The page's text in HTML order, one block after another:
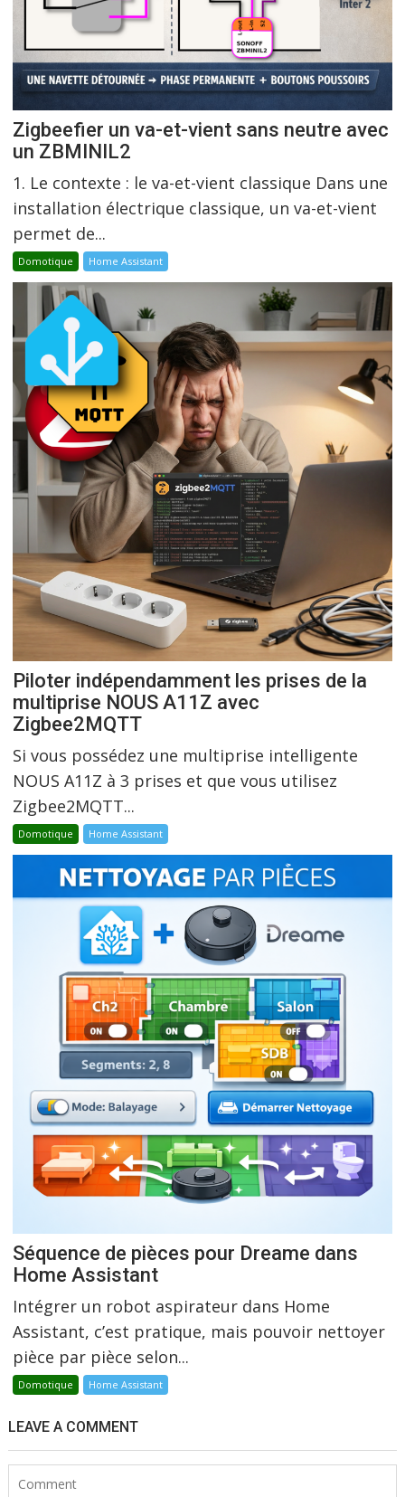
Zigbeefier un va-et-vient sans neutre avec
un ZBMINIL2
1. Le contexte : le va-et-vient classique Dans une
installation électrique classique, un va-et-vient
permet de...
Domotique Home Assistant
Piloter indépendamment les prises de la
multiprise NOUS A11Z avec
Zigbee2MQTT
Si vous possédez une multiprise intelligente
NOUS A11Z à 3 prises et que vous utilisez
Zigbee2MQTT...
Domotique Home Assistant
Séquence de pièces pour Dreame dans
Home Assistant
Intégrer un robot aspirateur dans Home
Assistant, c’est pratique, mais pouvoir nettoyer
pièce par pièce selon...
Domotique Home Assistant
LEAVE A COMMENT